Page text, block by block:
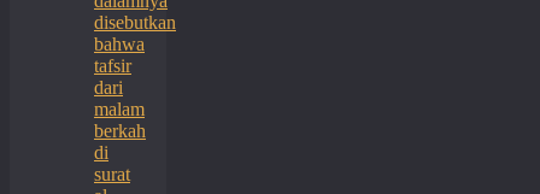
disebutkan
bahwa
tafsir
dari
malam
berkah
di
surat